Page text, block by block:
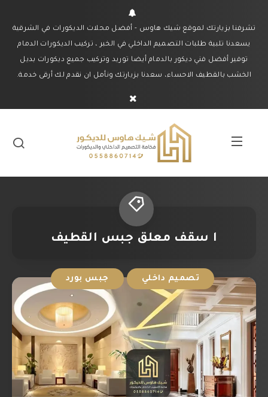
تشرفنا بزيارتك لموقع شيك هاوس - أفضل محلات الديكورات في الشرقية
يسعدنا تلبية طلبات التصميم الداخلي في الخبر ، تركيب الديكورات الدمام
توفير أفضل فني ديكور بالدمام أيضا توريد وتركيب جميع ديكورات بديل
الخشب بالقطيف الاحساء، سعدنا بزيارتك ونأمل ان نقدم لك أرقى خدمة.
ا سقف معلق جبس القطيف
تصميم داخلي جبس بورد